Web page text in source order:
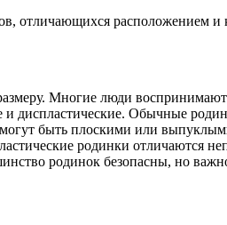
отличающихся расположением
Многие люди
диспластические. Обычные
быть плоскими или
родинки отличаются
родинок безопасны, но